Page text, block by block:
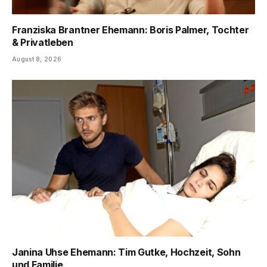
Franziska Brantner Ehemann: Boris Palmer, Tochter
& Privatleben
August 8, 2026
Janina Uhse Ehemann: Tim Gutke, Hochzeit, Sohn
und Familie